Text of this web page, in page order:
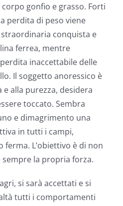
gonfio e grasso. Forti
perdita di peso viene
conquista e
ferrea, mentre
inaccettabile delle
Il soggetto anoressico è
alla purezza, desidera
toccato. Sembra
e dimagrimento una
in tutti i campi,
L’obiettivo è di non
la propria forza.
si sarà accettati e si
tutti i comportamenti